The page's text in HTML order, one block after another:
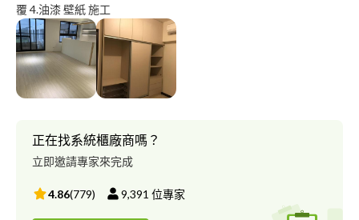
覆 4.油漆 壁紙 施工
正在找系統櫃廠商嗎？
立即邀請專家來完成
4.86(779) 9,391 位專家